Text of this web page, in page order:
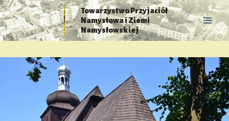
Przejdź
do
treści
Towarzystwo Przyjaciół
Namysłowa i Ziemi
Namysłowskiej